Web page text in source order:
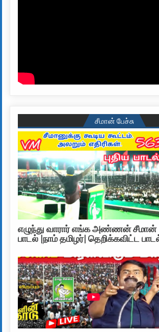
சீமான் பேச்சு
எழுந்து வாரார் எங்க அண்ணன் சீமான் |
பாடல் |நாம் தமிழர்| தெறிக்கவிட்ட